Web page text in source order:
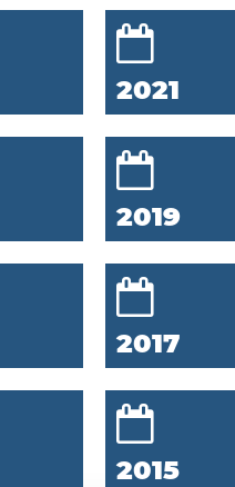
2021
2019
2017
2015